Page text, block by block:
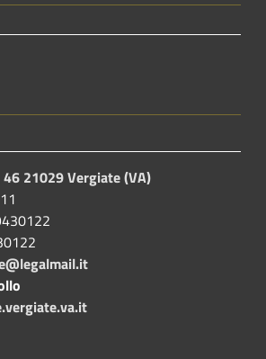
21029 Vergiate (VA)